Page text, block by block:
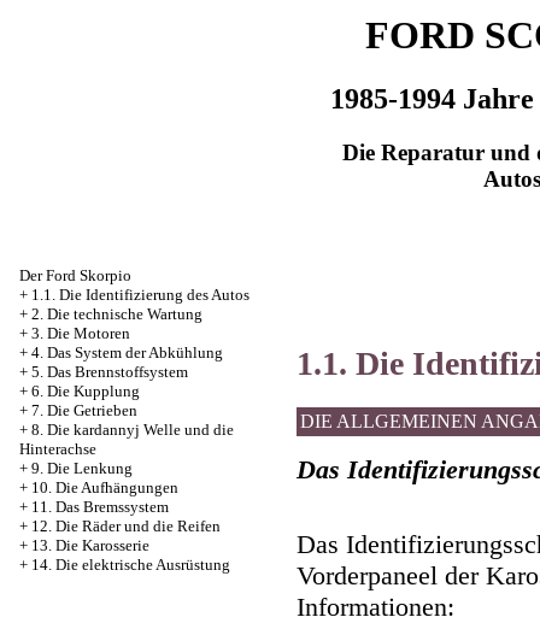
FORD
1985-1994
Die Reparatur und
Autos
Der Ford Skorpio
+ 1.1. Die Identifizierung des Autos
+ 2. Die technische Wartung
+ 3. Die Motoren
+ 4. Das System der Abkühlung
+ 5. Das Brennstoffsystem
+ 6. Die Kupplung
+ 7. Die Getrieben
+ 8. Die kardannyj Welle und die
Hinterachse
+ 9. Die Lenkung
+ 10. Die Aufhängungen
+ 11. Das Bremssystem
+ 12. Die Räder und die Reifen
+ 13. Die Karosserie
+ 14. Die elektrische Ausrüstung
1.1. Die
DIE ALLGEMEINEN
Das
Das
Vorderpaneel der
Informationen: